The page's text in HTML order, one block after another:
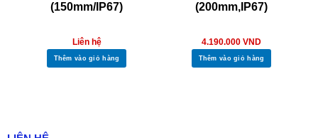
(150mm/IP67)
Liên hệ
Thêm vào giỏ hàng
(200mm,IP67)
4.190.000 VND
Thêm vào giỏ hàng